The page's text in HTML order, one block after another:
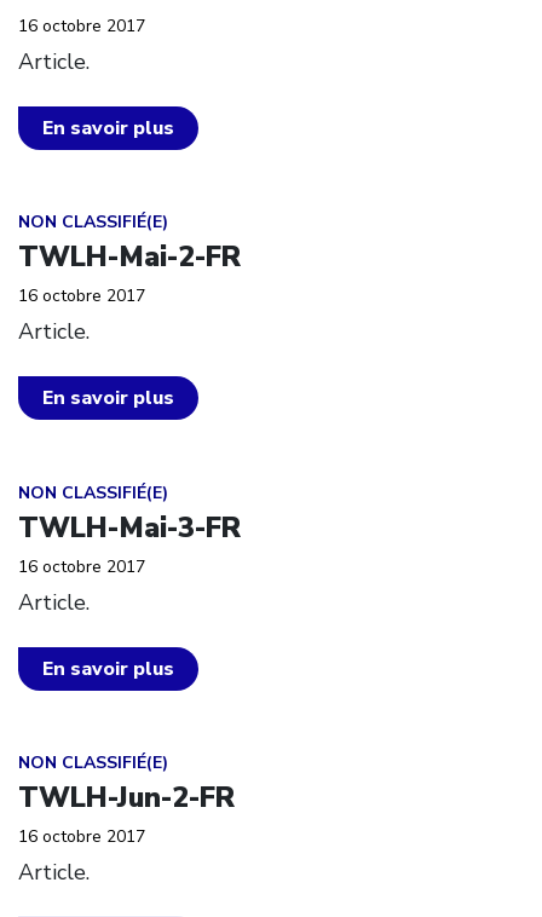
16 octobre 2017
Article.
En savoir plus
NON CLASSIFIÉ(E)
TWLH-Mai-2-FR
16 octobre 2017
Article.
En savoir plus
Click to open the link
NON CLASSIFIÉ(E)
TWLH-Mai-3-FR
16 octobre 2017
Article.
En savoir plus
Click to open the link
NON CLASSIFIÉ(E)
TWLH-Jun-2-FR
16 octobre 2017
Article.
Click to open the link